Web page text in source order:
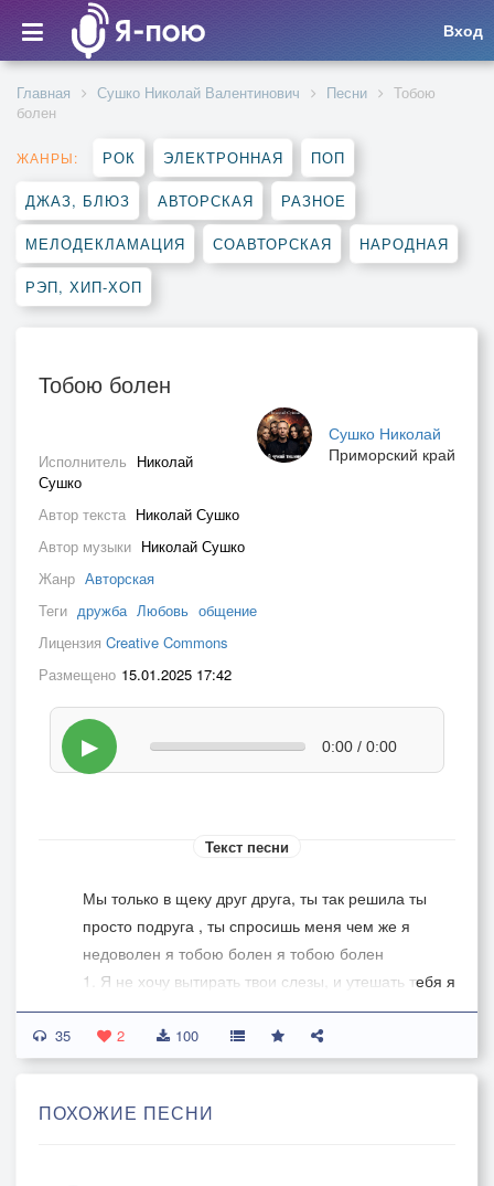
Вход
Главная Сушко Николай Валентинович Песни
Тобою
болен
ЖАНРЫ: РОК ЭЛЕКТРОННАЯ ПОП
ДЖАЗ, БЛЮЗ АВТОРСКАЯ РАЗНОЕ
МЕЛОДЕКЛАМАЦИЯ СОАВТОРСКАЯ НАРОДНАЯ
РЭП, ХИП-ХОП
Тобою болен
Сушко Николай
Приморский край
Исполнитель Николай
Сушко
Автор текста Николай Сушко
Автор музыки Николай Сушко
Жанр Авторская
Теги дружба Любовь общение
Лицензия Creative Commons
Размещено 15.01.2025 17:42
▶ 0:00 / 0:00
Текст песни
Мы только в щеку друг друга, ты так решила ты
просто подруга , ты спросишь меня чем же я
недоволен я тобою болен я тобою болен
1. Я не хочу вытирать твои слезы, и утешать тебя я
так серьезно устал , объясни когда я опоздал ,
почему, не провожать не встречать у подъезда,
больше мне это не интересно прости, но ты снова
2. Дождь капает снова с утра, нам расставаться
35 2 100
ПОХОЖИЕ ПЕСНИ